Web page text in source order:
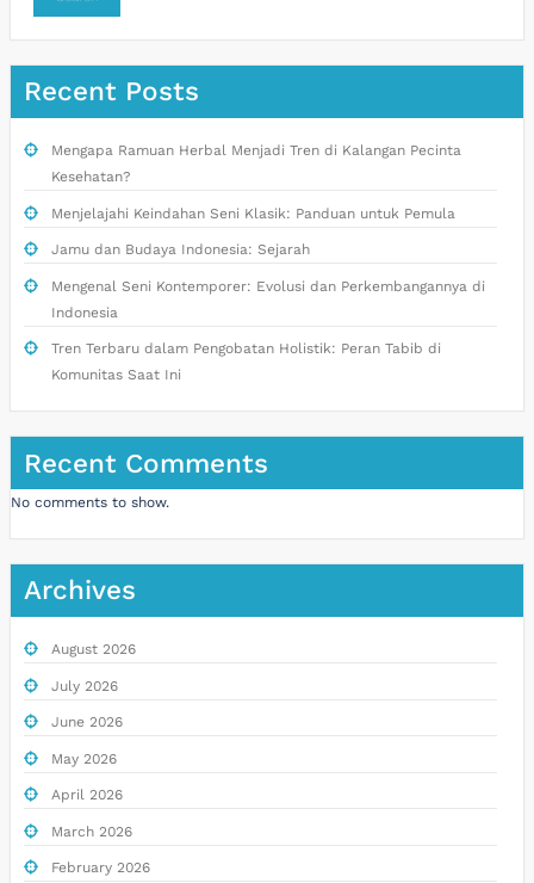
Recent Posts
Mengapa Ramuan Herbal Menjadi Tren di Kalangan Pecinta
Kesehatan?
Menjelajahi Keindahan Seni Klasik: Panduan untuk Pemula
Jamu dan Budaya Indonesia: Sejarah
Mengenal Seni Kontemporer: Evolusi dan Perkembangannya di
Indonesia
Tren Terbaru dalam Pengobatan Holistik: Peran Tabib di
Komunitas Saat Ini
Recent Comments
No comments to show.
Archives
August 2026
July 2026
June 2026
May 2026
April 2026
March 2026
February 2026